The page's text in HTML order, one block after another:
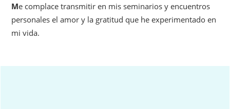
Me complace transmitir en mis seminarios y encuentros
personales el amor y la gratitud que he experimentado en
mi vida.